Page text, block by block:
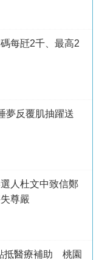
每瓩2千、最高2
夢反覆肌抽躍送
人杜文中致信鄭
尊嚴
抵醫療補助 桃園